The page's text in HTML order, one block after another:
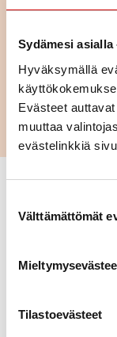
Sydämesi
Hyväksymällä
Evästeet
muuttaa
evästelinkkiä
Välttämättömät
Tilastoevästeet
Satakunnan
hankkeisiin.
TUTUSTU
Uutiset
Yhdistys